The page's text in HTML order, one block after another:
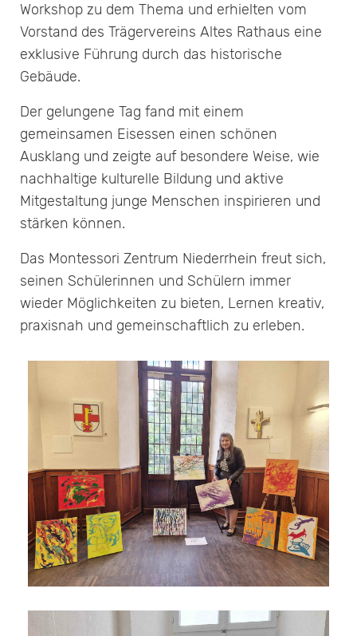
Workshop zu dem Thema und erhielten vom
Vorstand des Trägervereins Altes Rathaus eine
exklusive Führung durch das historische
Gebäude.
Der gelungene Tag fand mit einem
gemeinsamen Eisessen einen schönen
Ausklang und zeigte auf besondere Weise, wie
nachhaltige kulturelle Bildung und aktive
Mitgestaltung junge Menschen inspirieren und
stärken können.
Das Montessori Zentrum Niederrhein freut sich,
seinen Schülerinnen und Schülern immer
wieder Möglichkeiten zu bieten, Lernen kreativ,
praxisnah und gemeinschaftlich zu erleben.